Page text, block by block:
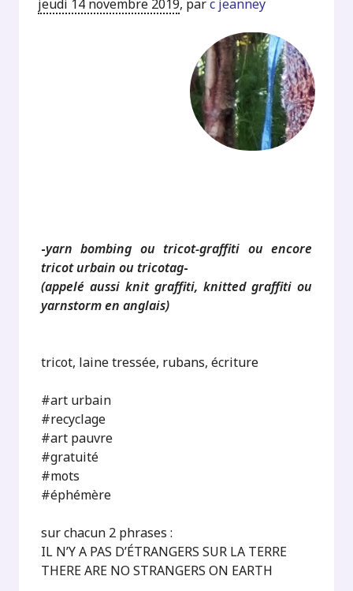
jeudi 14 novembre 2019, parc jeanney
-yarn bombing ou tricot-graffiti ou encore
tricot urbain ou tricotag-
(appelé aussi knit graffiti, knitted graffiti ou
yarnstorm en anglais)
tricot, laine tressée, rubans, écriture
#art urbain
#recyclage
#art pauvre
#gratuité
#mots
#éphémère
sur chacun 2 phrases :
IL N’Y A PAS D’ÉTRANGERS SUR LA TERRE
THERE ARE NO STRANGERS ON EARTH